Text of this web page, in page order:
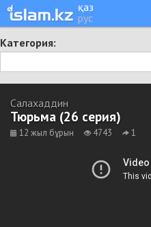
қаз
рус
Категория:
Салахаддин
Тюрьма (26 серия)
12 жыл бұрын 4743 1